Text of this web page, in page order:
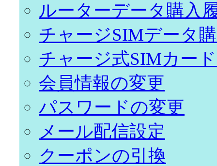
ルーターデータ購入
チャージSIMデータ
チャージ式SIMカー
会員情報の変更
パスワードの変更
メール配信設定
クーポンの引換